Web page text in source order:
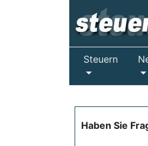
Steuern
Haben Sie